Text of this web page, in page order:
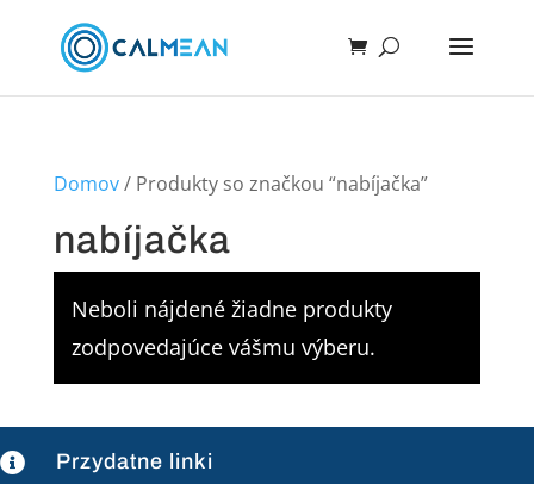
Domov/ Produkty so značkou “nabíjačka”
nabíjačka
Neboli nájdené žiadne produkty
zodpovedajúce vášmu výberu.
 Przydatne linki